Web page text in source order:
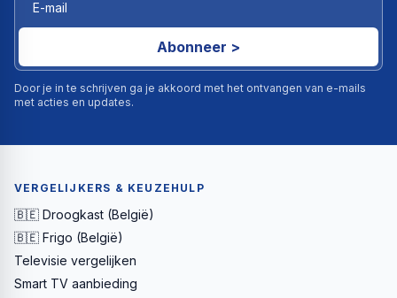
Abonneer >
Door je in te schrijven ga je akkoord met het ontvangen van e-mails
met acties en updates.
VERGELIJKERS & KEUZEHULP
🇧🇪 Droogkast (België)
🇧🇪 Frigo (België)
Televisie vergelijken
Smart TV aanbieding